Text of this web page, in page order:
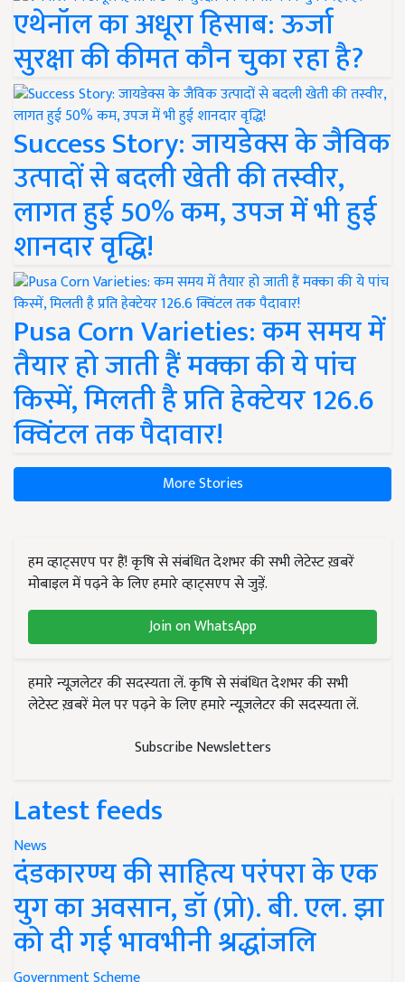
एथेनॉल का अधूरा हिसाब: ऊर्जा
सुरक्षा की कीमत कौन चुका रहा है?
Success Story: जायडेक्स के जैविक
उत्पादों से बदली खेती की तस्वीर,
लागत हुई 50% कम, उपज में भी हुई
शानदार वृद्धि!
Pusa Corn Varieties: कम समय में
तैयार हो जाती हैं मक्का की ये पांच
किस्में, मिलती है प्रति हेक्टेयर 126.6
क्विंटल तक पैदावार!
More Stories
हम व्हाट्सएप पर हैं! कृषि से संबंधित देशभर की सभी लेटेस्ट ख़बरें
मोबाइल में पढ़ने के लिए हमारे व्हाट्सएप से जुड़ें.
Join on WhatsApp
हमारे न्यूज़लेटर की सदस्यता लें. कृषि से संबंधित देशभर की सभी
लेटेस्ट ख़बरें मेल पर पढ़ने के लिए हमारे न्यूज़लेटर की सदस्यता लें.
Subscribe Newsletters
Latest feeds
News
दंडकारण्य की साहित्य परंपरा के एक
युग का अवसान, डॉ (प्रो). बी. एल. झा
को दी गई भावभीनी श्रद्धांजलि